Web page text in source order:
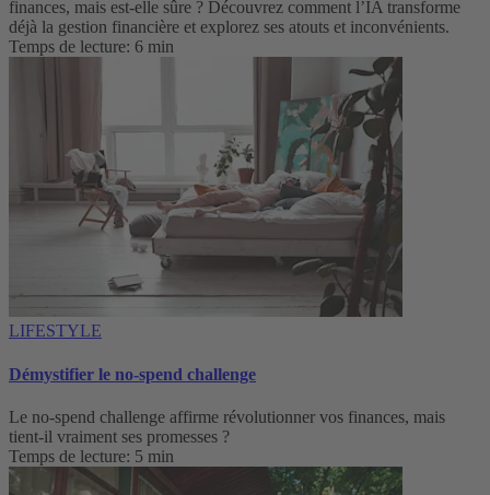
finances, mais est-elle sûre ? Découvrez comment l’IA transforme
déjà la gestion financière et explorez ses atouts et inconvénients.
Temps de lecture: 6 min
LIFESTYLE
Démystifier le no-spend challenge
Le no-spend challenge affirme révolutionner vos finances, mais
tient-il vraiment ses promesses ?
Temps de lecture: 5 min